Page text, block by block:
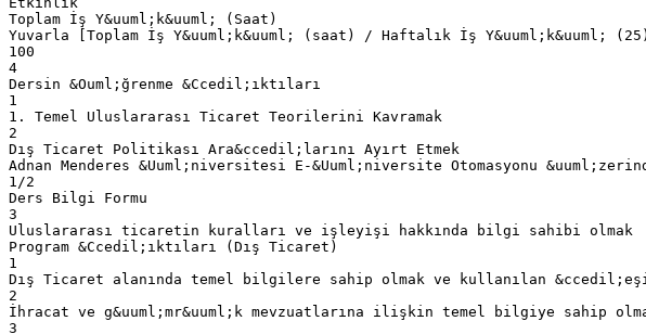
Toplam İş Y&uuml;k&uuml; (Saat)
Yuvarla [Toplam İş Y&uuml;k&uuml; (saat) / Haftalık İş Y&uuml;k&uuml;
100
4
Dersin &Ouml;ğrenme &Ccedil;ıktıları
1
1. Temel Uluslararası Ticaret Teorilerini Kavramak
2
Dış Ticaret Politikası Ara&ccedil;larını Ayırt Etmek
Adnan Menderes &Uuml;niversitesi E-&Uuml;niversite Otomasyonu
1/2
Ders Bilgi Formu
3
Uluslararası ticaretin kuralları ve işleyişi hakkında bilgi sahibi olmak
Program &Ccedil;ıktıları (Dış Ticaret)
1
Dış Ticaret alanında temel bilgilere sahip olmak ve kullanılan
2
İhracat ve g&uuml;mr&uuml;k mevzuatlarına ilişkin temel bilgiye sahip
3